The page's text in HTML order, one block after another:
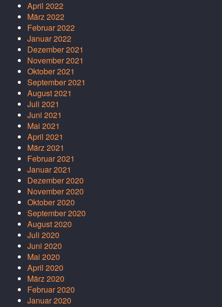
April 2022
März 2022
Februar 2022
Januar 2022
Dezember 2021
November 2021
Oktober 2021
September 2021
August 2021
Juli 2021
Juni 2021
Mai 2021
April 2021
März 2021
Februar 2021
Januar 2021
Dezember 2020
November 2020
Oktober 2020
September 2020
August 2020
Juli 2020
Juni 2020
Mai 2020
April 2020
März 2020
Februar 2020
Januar 2020